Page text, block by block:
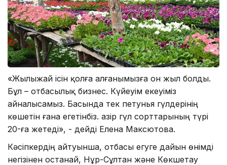
«Жылыжай ісін қолға алғанымызға он жыл болды.
Бұл – отбасылық бизнес. Күйеуім екеуіміз
айналысамыз. Басында тек петунья гүлдерінің
көшетін ғана егетінбіз. Қазір гүл сорттарының түрі
20-ға жетеді», - дейді Елена Максютова.
Кәсіпкердің айтуынша, отбасы егуге дайын өнімді
негізінен Қостанай, Нұр-Сұлтан және Көкшетау